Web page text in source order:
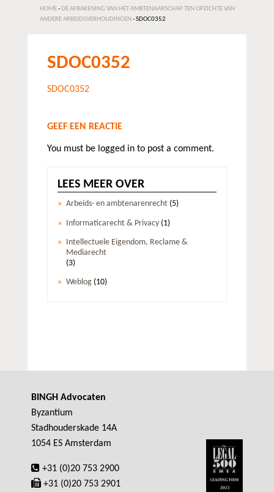
HOME- DE AFBAKENING VAN HET AMBTENAARSCHAP TEN OPZICHTE VAN
ANDERE ARBEIDSVERHOUDINGEN -SDOC0352
SDOC0352
SDOC0352
GEEF EEN REACTIE
You must be logged in to post a comment.
LEES MEER OVER
Arbeids- en ambtenarenrecht (5)
Informaticarecht & Privacy (1)
Intellectuele Eigendom, Reclame &
Mediarecht
(3)
Weblog (10)
BINGH Advocaten
Byzantium
Stadhouderskade 14A
1054 ES Amsterdam
+31 (0)20 753 2900
+31 (0)20 753 2901